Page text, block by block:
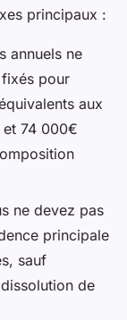
principaux :
annuels ne
pour
aux
74 000€
ne devez pas
principale
sauf
de